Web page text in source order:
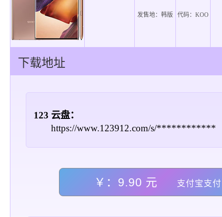
发售地： 韩版 代码： KOO
下载地址
123 云盘：
https://www.123912.com/s/************
￥：9.90 元 支付宝支付